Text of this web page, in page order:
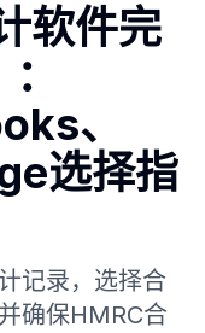
软件完
、
选择指
记录，选择合
确保HMRC合